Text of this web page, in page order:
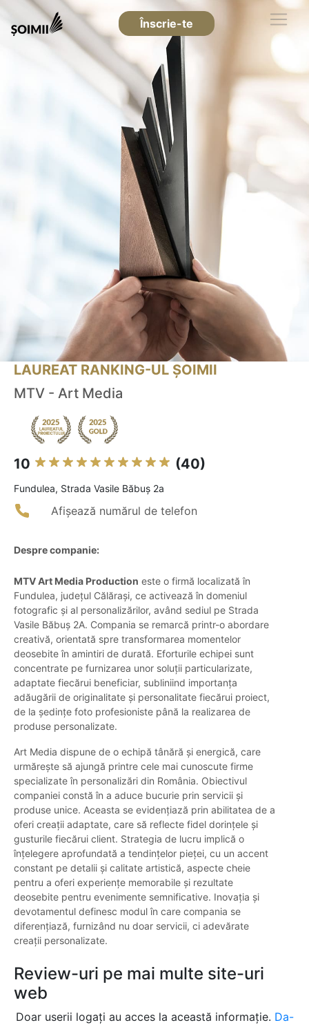
Înscrie-te
LAUREAT RANKING-UL ȘOIMII
MTV - Art Media
10 (40)
Fundulea, Strada Vasile Băbuş 2a
Afișează numărul de telefon
Despre companie:
MTV Art Media Production este o firmă localizată în
Fundulea, județul Călărași, ce activează în domeniul
fotografic și al personalizărilor, având sediul pe Strada
Vasile Băbuș 2A. Compania se remarcă printr-o abordare
creativă, orientată spre transformarea momentelor
deosebite în amintiri de durată. Eforturile echipei sunt
concentrate pe furnizarea unor soluții particularizate,
adaptate fiecărui beneficiar, subliniind importanța
adăugării de originalitate și personalitate fiecărui proiect,
de la ședințe foto profesioniste până la realizarea de
produse personalizate.
Art Media dispune de o echipă tânără și energică, care
urmărește să ajungă printre cele mai cunoscute firme
specializate în personalizări din România. Obiectivul
companiei constă în a aduce bucurie prin servicii și
produse unice. Aceasta se evidențiază prin abilitatea de a
oferi creații adaptate, care să reflecte fidel dorințele și
gusturile fiecărui client. Strategia de lucru implică o
înțelegere aprofundată a tendințelor pieței, cu un accent
constant pe detalii și calitate artistică, aspecte cheie
pentru a oferi experiențe memorabile și rezultate
deosebite pentru evenimente semnificative. Inovația și
devotamentul definesc modul în care compania se
diferențiază, furnizând nu doar servicii, ci adevărate
creații personalizate.
Review-uri pe mai multe site-uri
web
Doar userii logați au acces la această informație. Da-